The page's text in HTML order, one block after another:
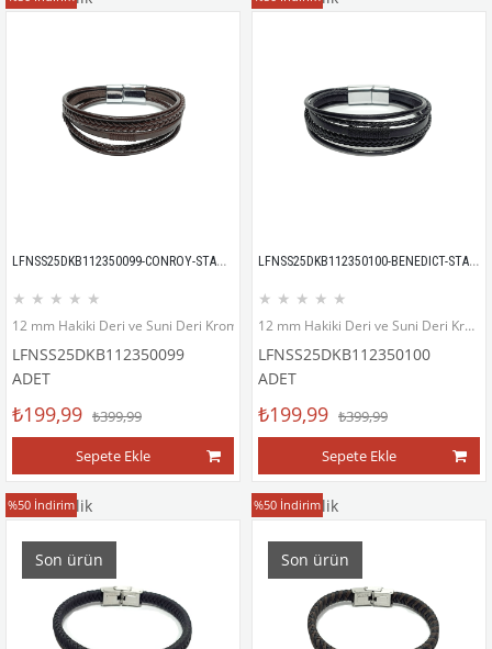
LFNSS25DKB112350099-CONROY-STANDART
★ ★ ★ ★ ★
12 mm Hakiki Deri ve Suni Deri Krom kaplama mıknatıs kapama bileklik
LFNSS25DKB112350099
ADET
₺199,99 ₺399,99
Sepete Ekle
LFNSS25DKB112350100-BENEDICT-STANDART
★ ★ ★ ★ ★
12 mm Hakiki Deri ve Suni Deri Krom kaplama mıknatıs kapama bileklik
LFNSS25DKB112350100
ADET
₺199,99 ₺399,99
Sepete Ekle
Deri Bileklik
%50 İndirim
Son ürün
Deri Bileklik
%50 İndirim
Son ürün